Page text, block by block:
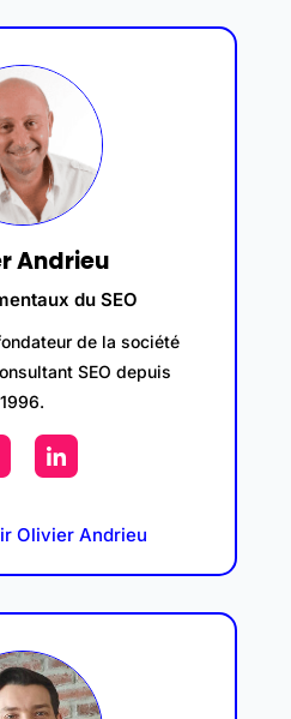
Andrieu
du SEO
de la société
SEO depuis
1996.
Olivier Andrieu